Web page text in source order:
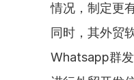
情况，制定更
同时，其外贸
Whatsapp群